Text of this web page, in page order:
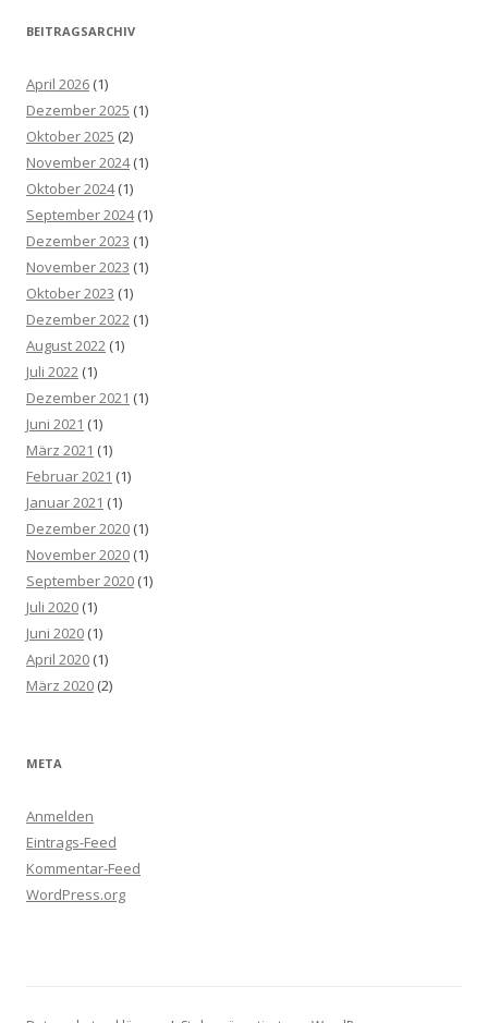
BEITRAGSARCHIV
April 2026 (1)
Dezember 2025 (1)
Oktober 2025 (2)
November 2024(1)
Oktober 2024(1)
September 2024(1)
Dezember 2023 (1)
November 2023 (1)
Oktober 2023 (1)
Dezember 2022 (1)
August 2022 (1)
Juli 2022 (1)
Dezember 2021 (1)
Juni 2021 (1)
März 2021 (1)
Februar 2021 (1)
Januar 2021 (1)
Dezember 2020 (1)
November 2020 (1)
September 2020 (1)
Juli 2020 (1)
Juni 2020 (1)
April 2020 (1)
März 2020 (2)
META
Anmelden
Eintrags-Feed
Kommentar-Feed
WordPress.org